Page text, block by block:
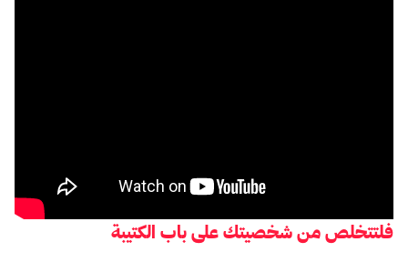
فلتتخلص من شخصيتك على باب الكتيبة